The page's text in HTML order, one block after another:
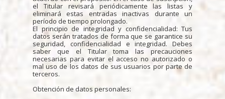
el Titular revisará periódicamente las listas y
eliminará estas entradas inactivas durante un
período de tiempo prolongado.
El principio de integridad y confidencialidad: Tus
datos serán tratados de forma que se garantice su
seguridad, confidencialidad e integridad. Debes
saber que el Titular toma las precauciones
necesarias para evitar el acceso no autorizado o
mal uso de los datos de sus usuarios por parte de
terceros.
Obtención de datos personales: